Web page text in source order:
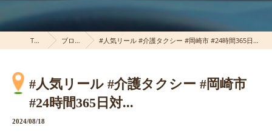
TOP ブログ #人気リール #介護タクシー #岡崎市 #24時間365日対...
#人気リール #介護タクシー #岡崎市
#24時間365日対...
2024/08/18